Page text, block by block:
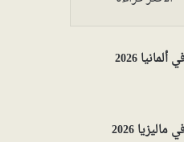
2026
2026